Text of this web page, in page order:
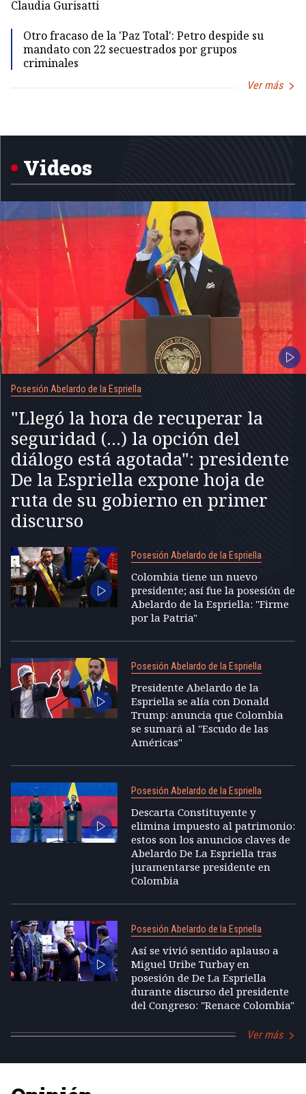
Claudia Gurisatti
Otro fracaso de la 'Paz Total': Petro despide su
mandato con 22 secuestrados por grupos
criminales
Ver más
5
Videos
Posesión Abelardo de la Espriella
"Llegó la hora de recuperar la
seguridad (...) la opción del
diálogo está agotada": presidente
De la Espriella expone hoja de
ruta de su gobierno en primer
discurso
Posesión Abelardo de la Espriella
Colombia tiene un nuevo
presidente; así fue la posesión de
Abelardo de la Espriella: "Firme
por la Patria"
Posesión Abelardo de la Espriella
Presidente Abelardo de la
Espriella se alía con Donald
Trump: anuncia que Colombia
se sumará al "Escudo de las
Américas"
Posesión Abelardo de la Espriella
Descarta Constituyente y
elimina impuesto al patrimonio:
estos son los anuncios claves de
Abelardo De La Espriella tras
juramentarse presidente en
Colombia
Posesión Abelardo de la Espriella
Así se vivió sentido aplauso a
Miguel Uribe Turbay en
posesión de De La Espriella
durante discurso del presidente
del Congreso: "Renace Colombia"
Ver más